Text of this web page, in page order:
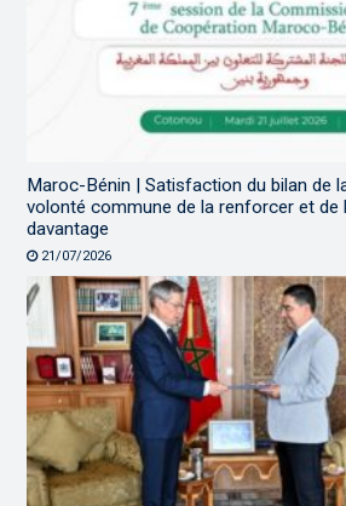
Maroc-Bénin | Satisfaction du bilan de
volonté commune de la renforcer et de
davantage
21/07/2026